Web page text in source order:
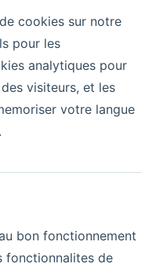
cookies sur notre
pour les
analytiques pour
visiteurs, et les
votre langue
bon fonctionnement
fonctionnalites de